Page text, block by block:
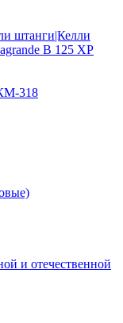
штанги|Келли
B 125 XP
318
и отечественной